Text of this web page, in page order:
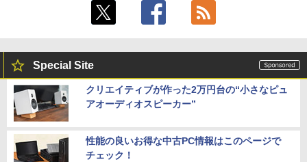
Special Site
クリエイティブが作った2万円台の“小さなピュ
アオーディオスピーカー”
性能の良いお得な中古PC情報はこのページで
チェック！